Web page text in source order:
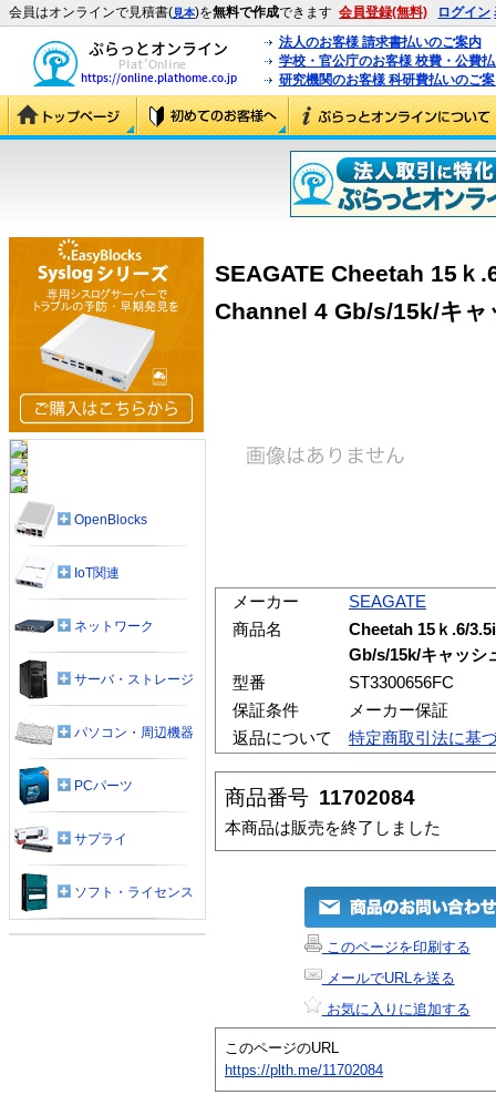
会員はオンラインで見積書(見本)を無料で作成できます 会員登録(無料) ログイン
法人のお客様 請求書払いのご案内
学校・官公庁のお客様 校費・公費
研究機関のお客様 科研費払いのご
SEAGATE Cheetah 15ｋ
Channel 4 Gb/s/15k/キャ
メーカー
SEAGATE
商品名
Cheetah 15ｋ.6/
Gb/s/15k/キャッシ
型番
ST3300656FC
保証条件
メーカー保証
返品について
特定商取引法に基
商品番号 11702084
本商品は販売を終了しました
このページを印刷する
メールでURLを送る
お気に入りに追加する
このページのURL
https://plth.me/11702084
OpenBlocks
IoT関連
ネットワーク
サーバ・ストレージ
パソコン・周辺機器
PCパーツ
サプライ
ソフト・ライセンス